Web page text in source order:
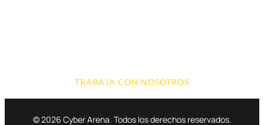
TRABAJA CON NOSOTROS
© 2026 Cyber Arena. Todos los derechos reservados.